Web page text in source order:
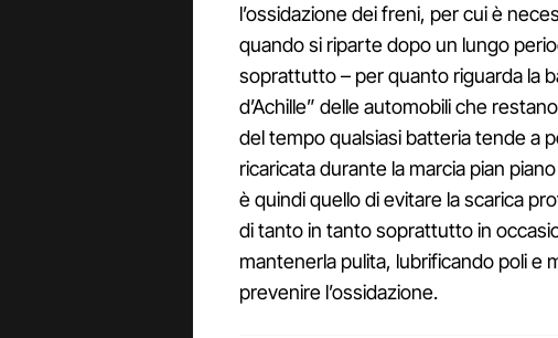
l’ossidazione dei freni, per cui è
quando si riparte dopo un lungo
soprattutto – per quanto riguarda la
d’Achille” delle automobili che
del tempo qualsiasi batteria tende a
ricaricata durante la marcia pian
è quindi quello di evitare la scarica
di tanto in tanto soprattutto in
mantenerla pulita, lubrificando poli e
prevenire l’ossidazione.